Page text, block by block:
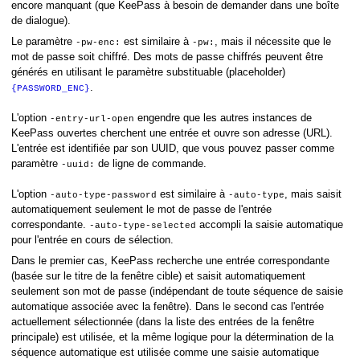
encore manquant (que KeePass à besoin de demander dans une boîte
de dialogue).
Le paramètre -pw-enc: est similaire à -pw: , mais il nécessite que le
mot de passe soit chiffré. Des mots de passe chiffrés peuvent être
générés en utilisant le paramètre substituable (placeholder)
{PASSWORD_ENC}.
L'option -entry-url-open engendre que les autres instances de
KeePass ouvertes cherchent une entrée et ouvre son adresse (URL).
L'entrée est identifiée par son UUID, que vous pouvez passer comme
paramètre -uuid: de ligne de commande.
L'option -auto-type-password est similaire à -auto-type, mais saisit
automatiquement seulement le mot de passe de l'entrée
correspondante. -auto-type-selected accompli la saisie automatique
pour l'entrée en cours de sélection.
Dans le premier cas, KeePass recherche une entrée correspondante
(basée sur le titre de la fenêtre cible) et saisit automatiquement
seulement son mot de passe (indépendant de toute séquence de saisie
automatique associée avec la fenêtre). Dans le second cas l'entrée
actuellement sélectionnée (dans la liste des entrées de la fenêtre
principale) est utilisée, et la même logique pour la détermination de la
séquence automatique est utilisée comme une saisie automatique